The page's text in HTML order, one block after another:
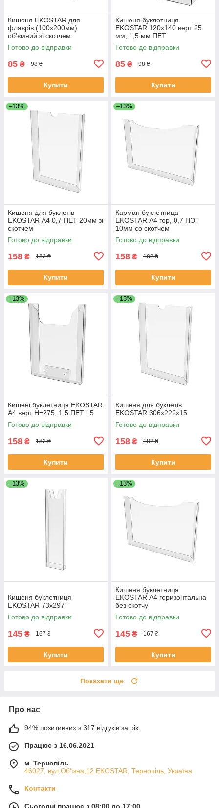
Кишеня EKOSTAR для
флаєрів (100х200мм)
об'ємний зі скотчем.
Готово до відправки
85 ₴ 98 ₴
Купити
Кишеня буклетниця
EKOSTAR 120х140 верт 25
мм, 1,5 мм ПЕТ
Готово до відправки
85 ₴ 98 ₴
Купити
–13%
Кишеня для буклетів
EKOSTAR А4 0,7 ПЕТ 20мм зі
скотчем
Готово до відправки
158 ₴ 182 ₴
Купити
–13%
Карман буклетница
EKOSTAR А4 гор, 0,7 ПЭТ
10мм со скотчем
Готово до відправки
158 ₴ 182 ₴
Купити
–13%
Кишені буклетниця EKOSTAR
А4 верт Н=275, 1,5 ПЕТ 15
Готово до відправки
158 ₴ 182 ₴
Купити
–13%
Кишеня для буклетів
EKOSTAR 306х222х15
Готово до відправки
158 ₴ 182 ₴
Купити
–13%
Кишеня буклетниця
EKOSTAR 73х297
Готово до відправки
145 ₴ 167 ₴
Купити
–13%
Кишеня буклетниця
EKOSTAR А4 горизонтальна
без скотчу
Готово до відправки
145 ₴ 167 ₴
Купити
Показати ще
Про нас
94% позитивних з 317 відгуків за рік
Працює з 16.06.2021
м. Тернопіль
46027, вул.Об'їзна,12 EKOSTAR, Тернопіль, Україна
Контакти
Сьогодні працює з 08:00 до 17:00